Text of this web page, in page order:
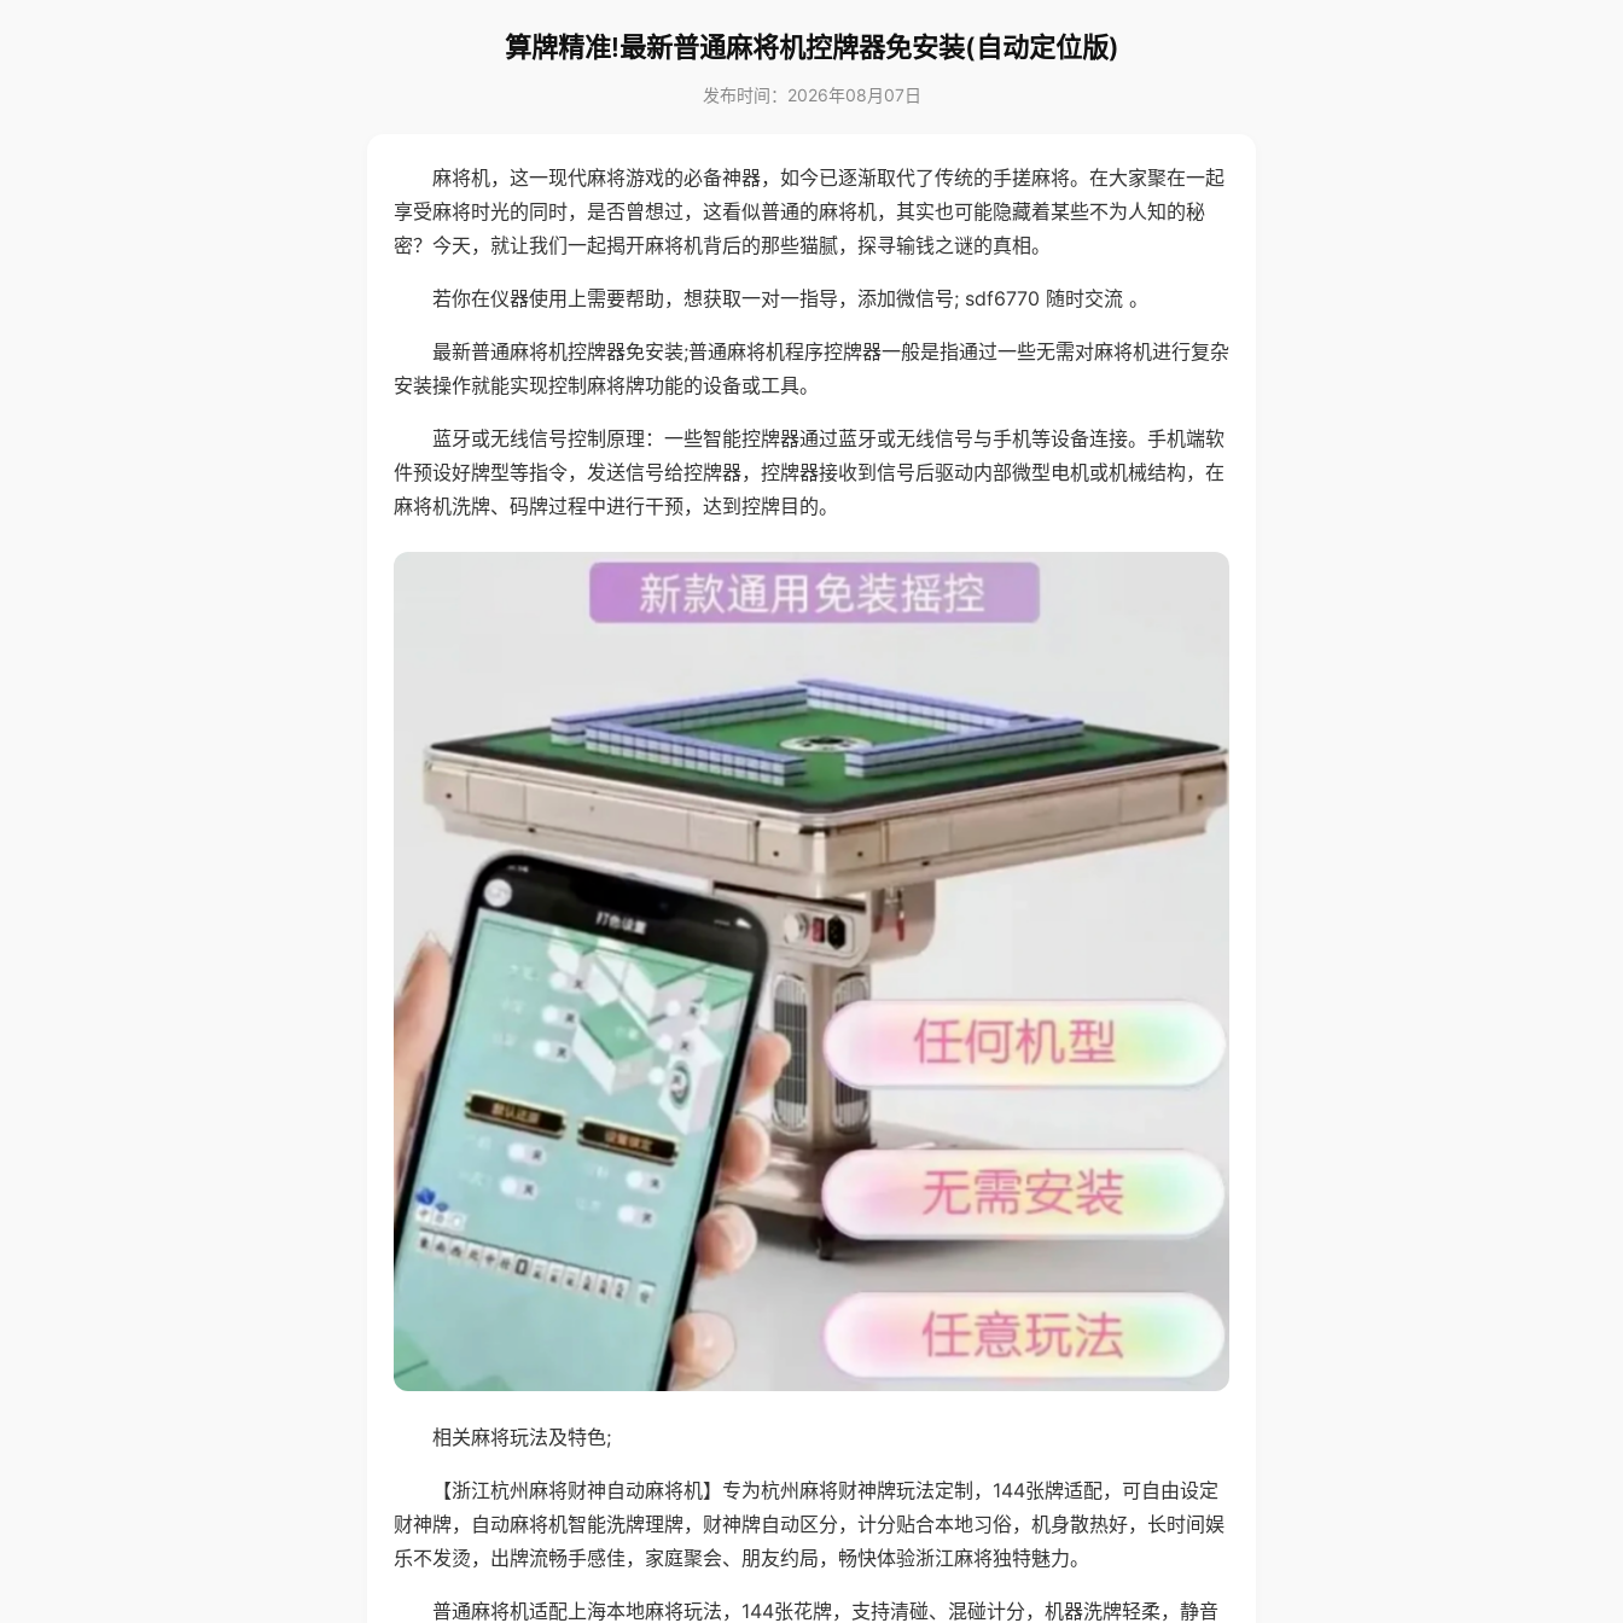
算牌精准!最新普通麻将机控牌器免安装(自动定位版)
发布时间：2026年08月07日
麻将机，这一现代麻将游戏的必备神器，如今已逐渐取代了传统的手搓麻将。在大家聚在一起
享受麻将时光的同时，是否曾想过，这看似普通的麻将机，其实也可能隐藏着某些不为人知的秘
密？今天，就让我们一起揭开麻将机背后的那些猫腻，探寻输钱之谜的真相。
若你在仪器使用上需要帮助，想获取一对一指导，添加微信号; sdf6770 随时交流 。
最新普通麻将机控牌器免安装;普通麻将机程序控牌器一般是指通过一些无需对麻将机进行复杂
安装操作就能实现控制麻将牌功能的设备或工具。
蓝牙或无线信号控制原理：一些智能控牌器通过蓝牙或无线信号与手机等设备连接。手机端软
件预设好牌型等指令，发送信号给控牌器，控牌器接收到信号后驱动内部微型电机或机械结构，在
麻将机洗牌、码牌过程中进行干预，达到控牌目的。
相关麻将玩法及特色;
【浙江杭州麻将财神自动麻将机】专为杭州麻将财神牌玩法定制，144张牌适配，可自由设定
财神牌，自动麻将机智能洗牌理牌，财神牌自动区分，计分贴合本地习俗，机身散热好，长时间娱
乐不发烫，出牌流畅手感佳，家庭聚会、朋友约局，畅快体验浙江麻将独特魅力。
普通麻将机适配上海本地麻将玩法，144张花牌，支持清碰、混碰计分，机器洗牌轻柔，静音